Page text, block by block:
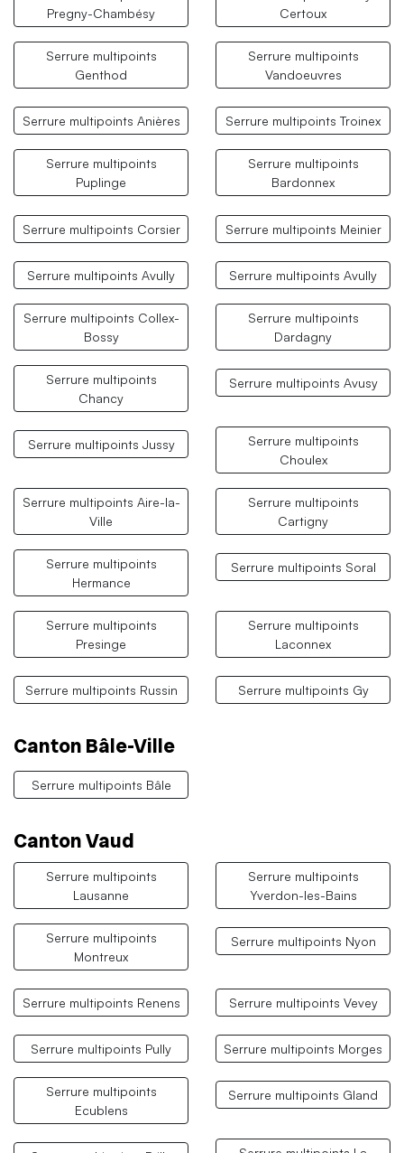
Pregny-Chambésy
Certoux
Serrure multipoints
Genthod
Serrure multipoints
Vandoeuvres
Serrure multipoints Anières Serrure multipoints Troinex
Serrure multipoints
Puplinge
Serrure multipoints
Bardonnex
Serrure multipoints Corsier Serrure multipoints Meinier
Serrure multipoints Avully Serrure multipoints Avully
Serrure multipoints Collex-
Bossy
Serrure multipoints
Dardagny
Serrure multipoints
Chancy
Serrure multipoints Avusy
Serrure multipoints Jussy
Serrure multipoints
Choulex
Serrure multipoints Aire-la-
Ville
Serrure multipoints
Cartigny
Serrure multipoints
Hermance
Serrure multipoints Soral
Serrure multipoints
Presinge
Serrure multipoints
Laconnex
Serrure multipoints Russin Serrure multipoints Gy
Canton Bâle-Ville
Serrure multipoints Bâle
Canton Vaud
Serrure multipoints
Lausanne
Serrure multipoints
Yverdon-les-Bains
Serrure multipoints
Montreux
Serrure multipoints Nyon
Serrure multipoints Renens Serrure multipoints Vevey
Serrure multipoints Pully Serrure multipoints Morges
Serrure multipoints
Ecublens
Serrure multipoints Gland